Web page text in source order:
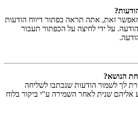
זאת, אתה תראה כפתור דיווח הודעות
על ידי לחיצה על הכפתור תעבור
הנושא?
לך לשמור הודעות שנכתבו לשליחה
אליהם שנית לאחר השמירה ע"י ביקור בלוח